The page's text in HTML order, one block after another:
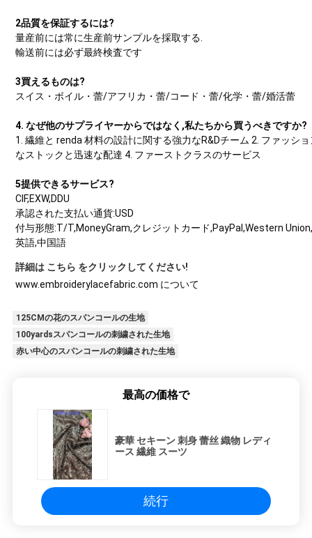
2品質を保証するには?
量産前には常に生産前サンプルを採取する.
輸送前には必ず最終検査です
3買えるものは?
スイス・ボイル・蕾/アフリカ・蕾/コード・蕾/化学・蕾/婚活蕾
4. なぜ他のサプライヤーからではなく,私たちから買うべきですか?
1. 繊維と renda 材料の設計に関する強力なR&Dチーム 2. ファッシ
なストックと迅速な配達 4. ファーストクラスのサービス
5提供できるサービス?
CIF,EXW,DDU
承認された支払い通貨:USD
付与形態:T/T,MoneyGram,クレジットカード,PayPal,Western
英語,中国語
詳細は こちら をクリックしてください!
www.embroiderylacefabric.com について
125CMの花のスパンコールの生地
100yardsスパンコールの刺繍された生地
赤い中心のスパンコールの刺繍された生地
最高の価格で
豪華 セキーン 刺身 蕾丝 織物 レディ
ース 繊維 スーツ
続行